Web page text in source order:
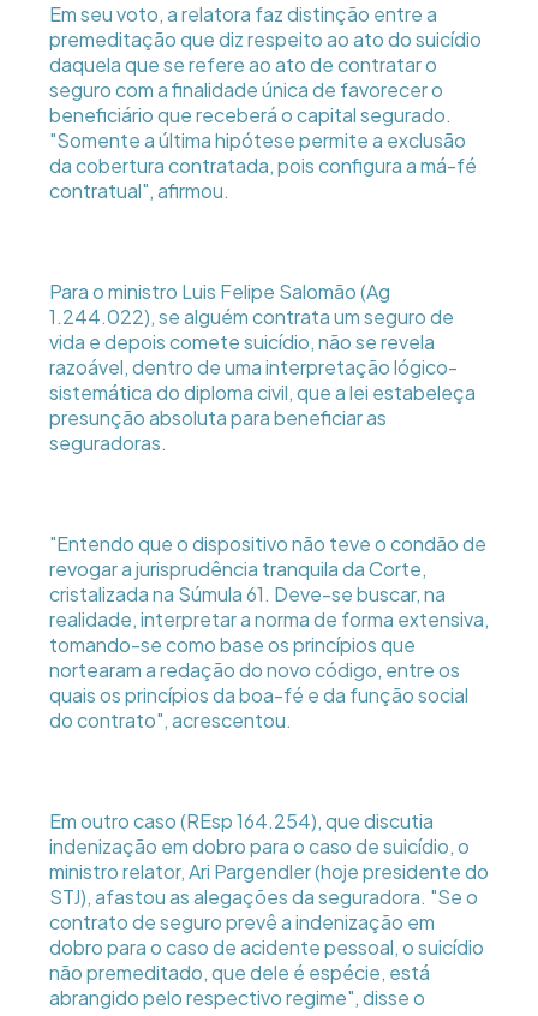
Em seu voto, a relatora faz distinção entre a
premeditação que diz respeito ao ato do suicídio
daquela que se refere ao ato de contratar o
seguro com a finalidade única de favorecer o
beneficiário que receberá o capital segurado.
"Somente a última hipótese permite a exclusão
da cobertura contratada, pois configura a má-fé
contratual", afirmou.
Para o ministro Luis Felipe Salomão (Ag
1.244.022), se alguém contrata um seguro de
vida e depois comete suicídio, não se revela
razoável, dentro de uma interpretação lógico-
sistemática do diploma civil, que a lei estabeleça
presunção absoluta para beneficiar as
seguradoras.
"Entendo que o dispositivo não teve o condão de
revogar a jurisprudência tranquila da Corte,
cristalizada na Súmula 61. Deve-se buscar, na
realidade, interpretar a norma de forma extensiva,
tomando-se como base os princípios que
nortearam a redação do novo código, entre os
quais os princípios da boa-fé e da função social
do contrato", acrescentou.
Em outro caso (REsp 164.254), que discutia
indenização em dobro para o caso de suicídio, o
ministro relator, Ari Pargendler (hoje presidente do
STJ), afastou as alegações da seguradora. "Se o
contrato de seguro prevê a indenização em
dobro para o caso de acidente pessoal, o suicídio
não premeditado, que dele é espécie, está
abrangido pelo respectivo regime", disse o